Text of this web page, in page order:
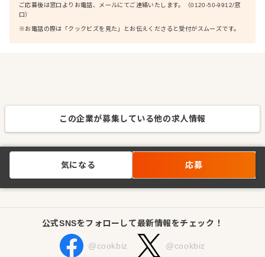
ご応募後は窓口よりお電話、メールにてご連絡いたします。（0120-50-9912/窓
口）
※お電話の際は「クックビズを見た」とお伝えくださると受付がスムーズです。
この企業が募集している他の求人情報
気になる 応募
公式SNSをフォローして最新情報をチェック！
@cookbiz @cookbiz